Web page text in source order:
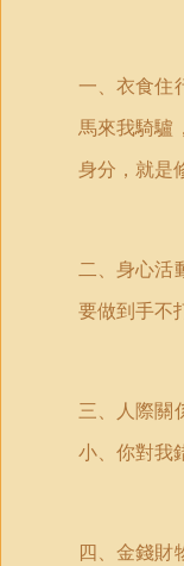
一、衣食住
馬來我騎驢
身分，就是
二、身心活
要做到手不
三、人際關
小、你對我
四、金錢財